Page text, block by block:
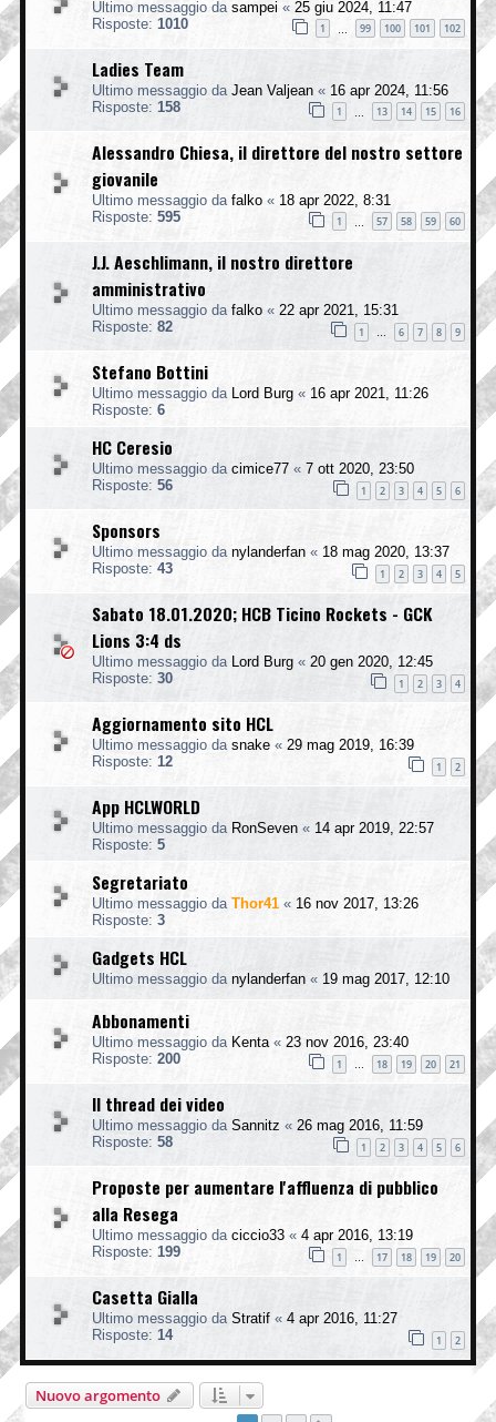
Ultimo messaggio da sampei « 25 giu 2024, 11:47
Risposte: 1010 1 99 100 101 102
Ladies Team
Ultimo messaggio da Jean Valjean « 16 apr 2024, 11:56
Risposte: 158 1 13 14 15 16
Alessandro Chiesa, il direttore del nostro settore
giovanile
Ultimo messaggio da falko « 18 apr 2022, 8:31
Risposte: 595 1 57 58 59 60
J.J. Aeschlimann, il nostro direttore
amministrativo
Ultimo messaggio da falko « 22 apr 2021, 15:31
Risposte: 82 1 6 7 8 9
Stefano Bottini
Ultimo messaggio da Lord Burg « 16 apr 2021, 11:26
Risposte: 6
HC Ceresio
Ultimo messaggio da cimice77 « 7 ott 2020, 23:50
Risposte: 56 1 2 3 4 5 6
Sponsors
Ultimo messaggio da nylanderfan « 18 mag 2020, 13:37
Risposte: 43 1 2 3 4 5
Sabato 18.01.2020; HCB Ticino Rockets - GCK
Lions 3:4 ds
Ultimo messaggio da Lord Burg « 20 gen 2020, 12:45
Risposte: 30 1 2 3 4
Aggiornamento sito HCL
Ultimo messaggio da snake « 29 mag 2019, 16:39
Risposte: 12 1 2
App HCLWORLD
Ultimo messaggio da RonSeven « 14 apr 2019, 22:57
Risposte: 5
Segretariato
Ultimo messaggio da Thor41 « 16 nov 2017, 13:26
Risposte: 3
Gadgets HCL
Ultimo messaggio da nylanderfan « 19 mag 2017, 12:10
Abbonamenti
Ultimo messaggio da Kenta« 23 nov 2016, 23:40
Risposte: 200 1 … 18 19 20 21
Il thread dei video
Ultimo messaggio da Sannitz « 26 mag 2016, 11:59
Risposte: 58 1 2 3 4 5 6
Proposte per aumentare l'affluenza di pubblico
alla Resega
Ultimo messaggio da ciccio33 « 4 apr 2016, 13:19
Risposte: 199 1 … 17 18 19 20
Casetta Gialla
Ultimo messaggio da Stratif « 4 apr 2016, 11:27
Risposte: 14 1 2
Nuovo argomento